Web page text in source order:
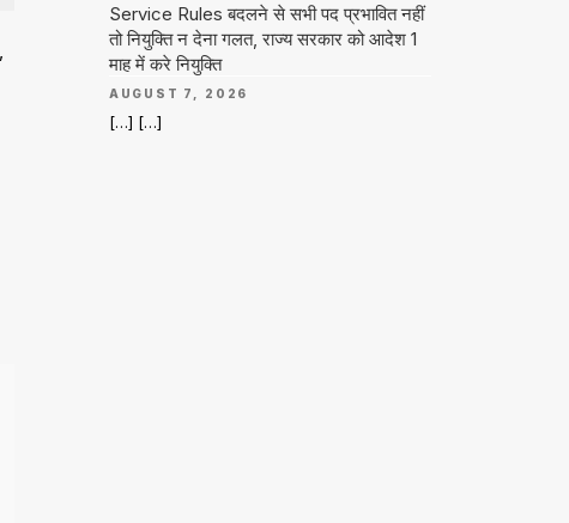
Service Rules बदलने से सभी पद प्रभावित नहीं
तो नियुक्ति न देना गलत, राज्य सरकार को आदेश 1
माह में करे नियुक्ति
AUGUST 7, 2026
[…] […]